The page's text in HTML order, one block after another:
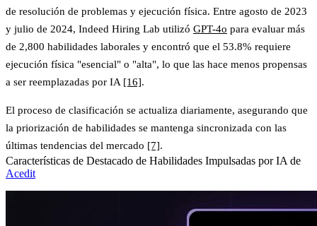
de resolución de problemas y ejecución física. Entre agosto de 2023
y julio de 2024, Indeed Hiring Lab utilizó GPT-4o para evaluar más
de 2,800 habilidades laborales y encontró que el 53.8% requiere
ejecución física "esencial" o "alta", lo que las hace menos propensas
a ser reemplazadas por IA [16].
El proceso de clasificación se actualiza diariamente, asegurando que
la priorización de habilidades se mantenga sincronizada con las
últimas tendencias del mercado [7].
Características de Destacado de Habilidades Impulsadas por IA de
Acedit